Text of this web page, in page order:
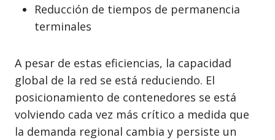
Reducción de tiempos de permanencia
terminales
A pesar de estas eficiencias, la capacidad
global de la red se está reduciendo. El
posicionamiento de contenedores se está
volviendo cada vez más crítico a medida que
la demanda regional cambia y persiste un